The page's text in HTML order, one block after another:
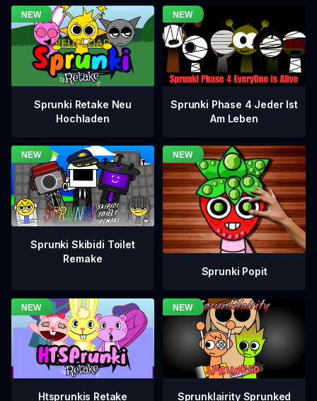
Sprunki Retake Neu
Hochladen
Sprunki Phase 4 Jeder Ist
Am Leben
Sprunki Skibidi Toilet
Remake
Sprunki Popit
Htsprunkis Retake Sprunklairity Sprunked